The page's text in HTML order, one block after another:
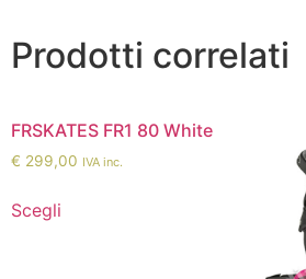
Prodotti correlati
FRSKATES FR1 80 White
€ 299,00 IVA inc.
Scegli